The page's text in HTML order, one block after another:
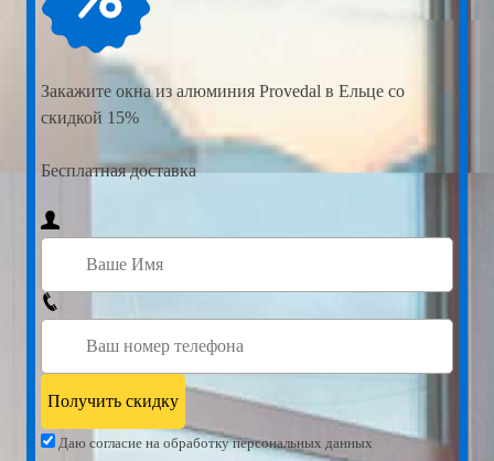
Закажите окна из алюминия Provedal в Ельце со
скидкой 15%
Бесплатная доставка
Даю согласие на обработку персональных данных